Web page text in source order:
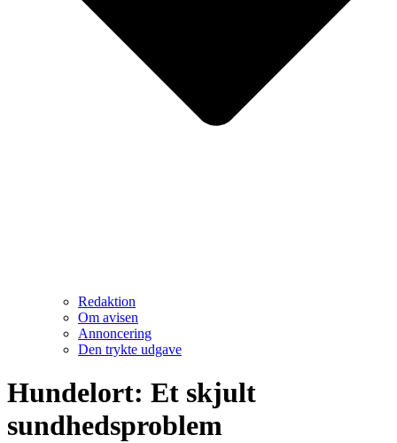
Redaktion
Om avisen
Annoncering
Den trykte udgave
Hundelort: Et skjult
sundhedsproblem